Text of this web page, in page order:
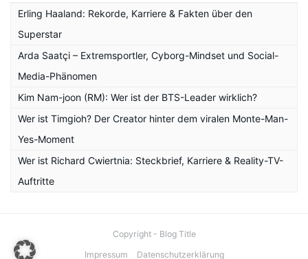
Erling Haaland: Rekorde, Karriere & Fakten über den
Superstar
Arda Saatçi – Extremsportler, Cyborg-Mindset und Social-
Media-Phänomen
Kim Nam-joon (RM): Wer ist der BTS-Leader wirklich?
Wer ist Timgioh? Der Creator hinter dem viralen Monte-Man-
Yes-Moment
Wer ist Richard Cwiertnia: Steckbrief, Karriere & Reality-TV-
Auftritte
Copyright - Blog Title
Impressum
Datenschutzerklärung